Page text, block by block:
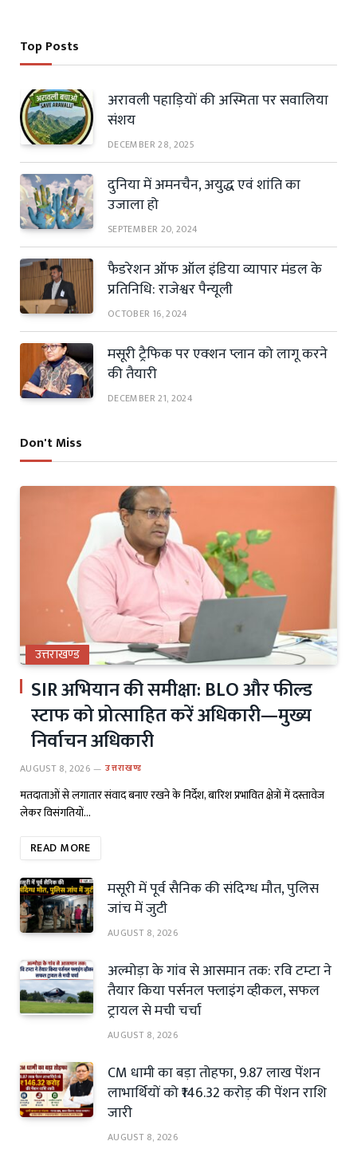
Top Posts
अरावली पहाड़ियों की अस्मिता पर सवालिया
संशय
DECEMBER 28, 2025
दुनिया में अमनचैन, अयुद्ध एवं शांति का
उजाला हो
SEPTEMBER 20, 2024
फैडरेशन ऑफ ऑल इंडिया व्यापार मंडल के
प्रतिनिधि: राजेश्वर पैन्यूली
OCTOBER 16, 2024
मसूरी ट्रैफिक पर एक्शन प्लान को लागू करने
की तैयारी
DECEMBER 21, 2024
Don't Miss
उत्तराखण्ड
SIR अभियान की समीक्षा: BLO और फील्ड
स्टाफ को प्रोत्साहित करें अधिकारी—मुख्य
निर्वाचन अधिकारी
AUGUST 8, 2026 उत्तराखण्ड
मतदाताओं से लगातार संवाद बनाए रखने के निर्देश, बारिश प्रभावित क्षेत्रों में दस्तावेज
लेकर विसंगतियों…
READ MORE
मसूरी में पूर्व सैनिक की संदिग्ध मौत, पुलिस
जांच में जुटी
AUGUST 8, 2026
अल्मोड़ा के गांव से आसमान तक: रवि टम्टा ने
तैयार किया पर्सनल फ्लाइंग व्हीकल, सफल
ट्रायल से मची चर्चा
AUGUST 8, 2026
CM धामी का बड़ा तोहफा, 9.87 लाख पेंशन
लाभार्थियों को ₹146.32 करोड़ की पेंशन राशि
जारी
AUGUST 8, 2026